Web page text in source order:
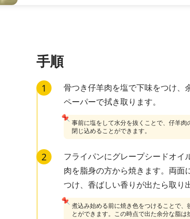
手順
1
骨つき仔羊肉を塩で下味をつけ、
ペーパーで拭き取ります。
事前に塩をして水分を抜くことで、仔羊肉
閉じ込めることができます。
📌
2
フライパンにグレープシードオイ
肉を脂身の方から焼きます。両面
つけ、香ばしい香りが出たら取り
煮込み始める前に焼き色をつけることで、
とができます。この時点で出た余分な脂は
📌